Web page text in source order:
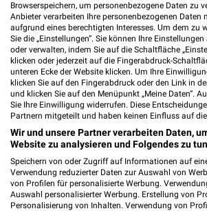
Siemes Schuhcenter
Gutenbergstraße 5
24558 Henstedt-Ulzburg
Heute 09:00 - 20:00 Uhr |
268,98 km • Angebote: 1
RENO Bordesholm
Bahnhofstraße 29-33
24582 Bordesholm
Heute 09:00 - 19:00 Uhr |
Browserspeichern, um personenbezogene Daten zu
Anbieter verarbeiten Ihre personenbezogenen Daten
aufgrund eines berechtigten Interesses. Um dem zu
Sie die „Einstellungen“. Sie können Ihre
oder verwalten, indem Sie auf die Schaltfläche
klicken oder jederzeit auf die Fingerabdruck-
unteren Ecke der Website klicken. Um Ihre
klicken Sie auf den Fingerabdruck oder den Link in
und klicken Sie auf den Menüpunkt „Meine Daten“.
Sie Ihre Einwilligung widerrufen. Diese
Partnern mitgeteilt und haben keinen Einfluss auf
Wir und unsere Partner verarbeiten Daten,
Website zu analysieren und Folgendes zu
Speichern von oder Zugriff auf Informationen auf
Verwendung reduzierter Daten zur Auswahl von
von Profilen für personalisierte Werbung.
Auswahl personalisierter Werbung. Erstellung von
Personalisierung von Inhalten. Verwendung von